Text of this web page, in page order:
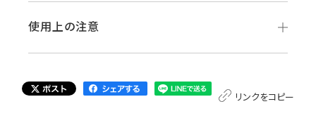
使用上の注意
リンクをコピー